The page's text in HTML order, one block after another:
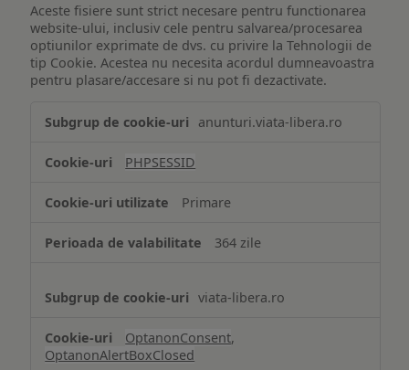
Aceste fisiere sunt strict necesare pentru functionarea
website-ului, inclusiv cele pentru salvarea/procesarea
optiunilor exprimate de dvs. cu privire la Tehnologii de
tip Cookie. Acestea nu necesita acordul dumneavoastra
pentru plasare/accesare si nu pot fi dezactivate.
de
Cookie
necesare
anunturi.viata-libera.ro
PHPSESSID
Primare
364 zile
viata-libera.ro
OptanonConsent,
OptanonAlertBoxClosed